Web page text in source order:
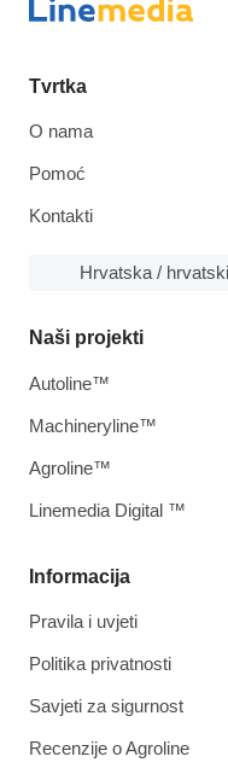
Tvrtka
O nama
Pomoć
Kontakti
Hrvatska / hrvatski
Informacija
Pravila i uvjeti
Politika privatnosti
Savjeti za sigurnost
Recenzije o Agroline
Naši projekti
Autoline™
Machineryline™
Agroline™
Linemedia Digital ™